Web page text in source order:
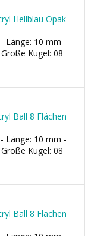
Hellblau Opak
Länge: 10 mm -
Kugel: 08
Ball 8 Flächen
Länge: 10 mm -
Kugel: 08
Ball 8 Flächen